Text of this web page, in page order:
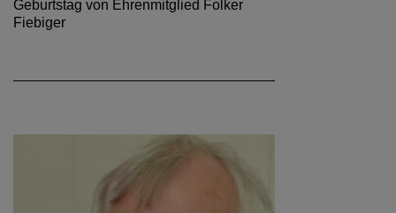
Geburtstag von Ehrenmitglied Folker
Fiebiger